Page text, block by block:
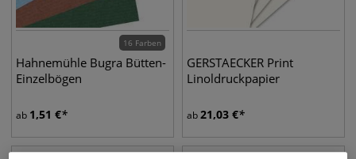
16 Farben
Hahnemühle Bugra Bütten-
Einzelbögen
ab 1,51 €
GERSTAECKER Print
Linoldruckpapier
ab21,03 €